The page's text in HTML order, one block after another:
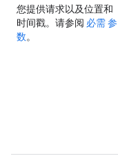
您提供请求以及位置和
时间戳。请参阅 必需 参
数。